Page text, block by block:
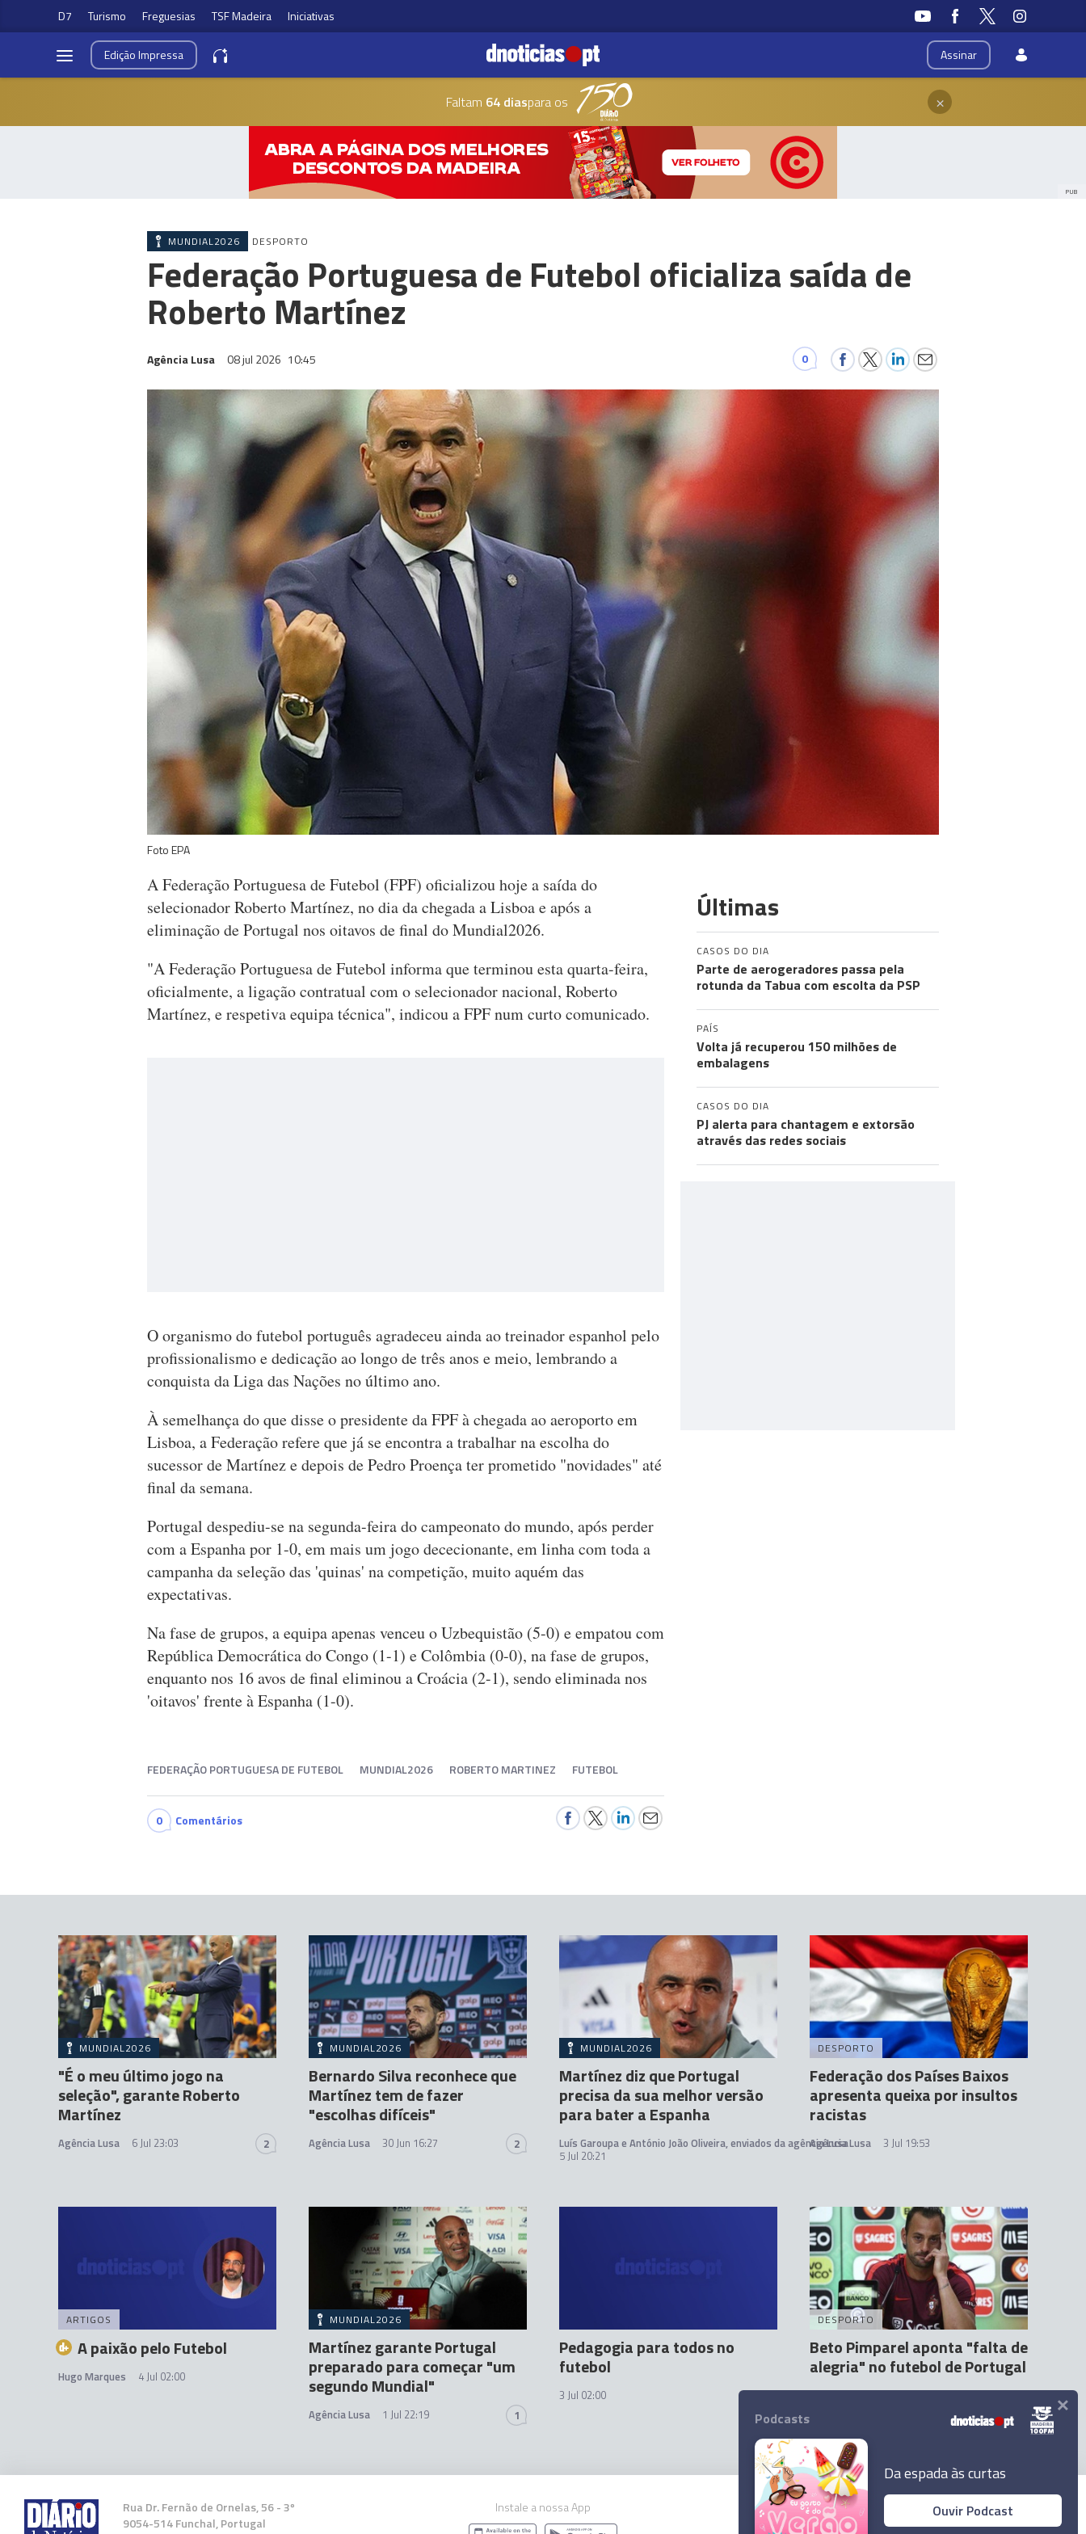
D7 Turismo Freguesias TSF Madeira Iniciativas
Assinar
EdiçãoImpressa
Faltam 64 diaspara os ×
PUB
MUNDIAL2026 DESPORTO
Federação Portuguesa de Futebol oficializa saída de
Roberto Martínez
Agência Lusa 08 jul 2026 10:45 0
Foto EPA
A Federação Portuguesa de Futebol (FPF) oficializou hoje a saída do
selecionador Roberto Martínez, no dia da chegada a Lisboa e após a
eliminação de Portugal nos oitavos de final do Mundial2026.
"A Federação Portuguesa de Futebol informa que terminou esta quarta-feira,
oficialmente, a ligação contratual com o selecionador nacional, Roberto
Martínez, e respetiva equipa técnica", indicou a FPF num curto comunicado.
O organismo do futebol português agradeceu ainda ao treinador espanhol pelo
profissionalismo e dedicação ao longo de três anos e meio, lembrando a
conquista da Liga das Nações no último ano.
À semelhança do que disse o presidente da FPF à chegada ao aeroporto em
Lisboa, a Federação refere que já se encontra a trabalhar na escolha do
sucessor de Martínez e depois de Pedro Proença ter prometido "novidades" até
final da semana.
Portugal despediu-se na segunda-feira do campeonato do mundo, após perder
com a Espanha por 1-0, em mais um jogo dececionante, em linha com toda a
campanha da seleção das 'quinas' na competição, muito aquém das
expectativas.
Na fase de grupos, a equipa apenas venceu o Uzbequistão (5-0) e empatou com
República Democrática do Congo (1-1) e Colômbia (0-0), na fase de grupos,
enquanto nos 16 avos de final eliminou a Croácia (2-1), sendo eliminada nos
'oitavos' frente à Espanha (1-0).
FEDERAÇÃO PORTUGUESA DE FUTEBOL MUNDIAL2026 ROBERTO MARTINEZ FUTEBOL
0 Comentários
Últimas
CASOS DO DIA
Parte de aerogeradores passa pela
rotunda da Tabua com escolta da PSP
PAÍS
Volta já recuperou 150 milhões de
embalagens
CASOS DO DIA
PJ alerta para chantagem e extorsão
através das redes sociais
MUNDIAL2026
"É o meu último jogo na
seleção", garante Roberto
Martínez
Agência Lusa 6 Jul 23:03 2
MUNDIAL2026
Bernardo Silva reconhece que
Martínez tem de fazer
"escolhas difíceis"
Agência Lusa 30 Jun 16:27 2
MUNDIAL2026
Martínez diz que Portugal
precisa da sua melhor versão
para bater a Espanha
Luís Garoupa e António João Oliveira, enviados da agência Lusa
5 Jul 20:21
DESPORTO
Federação dos Países Baixos
apresenta queixa por insultos
racistas
Agência Lusa 3 Jul 19:53
ARTIGOS
A paixão pelo Futebol
Hugo Marques 4 Jul 02:00
MUNDIAL2026
Martínez garante Portugal
preparado para começar "um
segundo Mundial"
Agência Lusa 1 Jul 22:19 1
Pedagogia para todos no
futebol
3 Jul 02:00
DESPORTO
Beto Pimparel aponta "falta de
alegria" no futebol de Portugal
Agência Lusa 7 Jul 16:35
Rua Dr. Fernão de Ornelas, 56 - 3º
9054-514 Funchal, Portugal
Instale a nossa App
© 2026 Empresa Diário de Notícias, Lda.
Podcasts
Da espada às curtas
Ouvir Podcast
×